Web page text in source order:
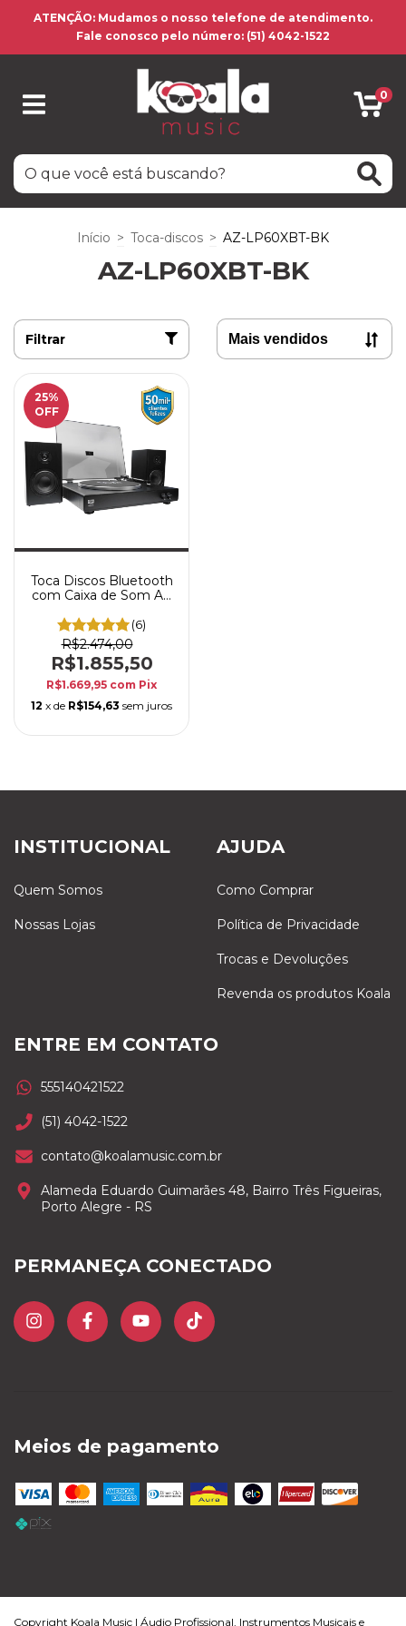
ATENÇÃO: Mudamos o nosso telefone de atendimento.
Fale conosco pelo número: (51) 4042-1522
0
Início > Toca-discos > AZ-LP60XBT-BK
AZ-LP60XBT-BK
Filtrar
25%
OFF
Toca Discos Bluetooth
com Caixa de Som AZ
Vinil Preto(6)
R$2.474,00
R$1.855,50
R$1.669,95 com Pix
12 x de R$154,63 sem juros
INSTITUCIONAL
Quem Somos
Nossas Lojas
AJUDA
Como Comprar
Política de Privacidade
Trocas e Devoluções
Revenda os produtos Koala
ENTRE EM CONTATO
555140421522
(51) 4042-1522
contato@koalamusic.com.br
Alameda Eduardo Guimarães 48, Bairro Três Figueiras,
Porto Alegre - RS
PERMANEÇA CONECTADO
Meios de pagamento
Copyright Koala Music | Áudio Profissional, Instrumentos Musicais e